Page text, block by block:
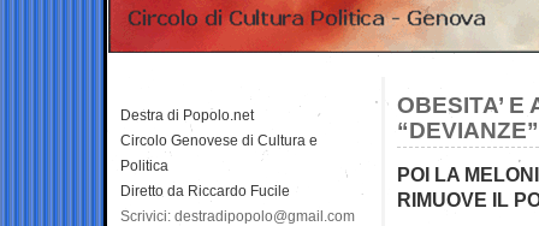
OBESITA’ E
POI LA
RIMUOVE IL
Destra di Popolo.net
Circolo Genovese di Cultura e
Politica
Diretto da Riccardo Fucile
Scrivici: destradipopolo@gmail.com